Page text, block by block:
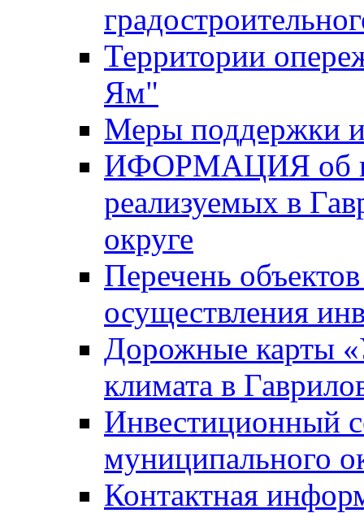
Территории
Ям"
Меры поддержки
ИФОРМАЦИЯ об
реализуемых в
округе
Перечень
осуществления
Дорожные карты
климата в
Инвестиционный
муниципального
Контактная